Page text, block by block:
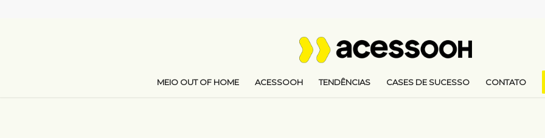
MEIO OUT OF HOME ACESSOOH TENDÊNCIAS CASES DE SUCESSO CONTATO